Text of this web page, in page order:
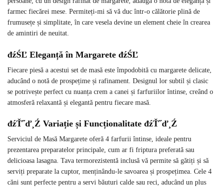
farmec fiecărei mese. Permiteți-mi să vă duc într-o călătorie plină de
frumusețe și simplitate, în care vesela devine un element cheie în crearea
de amintiri de neuitat.
đźŚĽ Eleganță în Margarete đźŚĽ
Fiecare piesă a acestui set de masă este împodobită cu margarete delicate,
aducând o notă de prospețime și rafinament. Designul lor subtil și clasic
se potrivește perfect cu nuanța crem a canei și farfuriilor întinse, creând o
atmosferă relaxantă și elegantă pentru fiecare masă.
đźŤ˝ď¸Ź Variație și Funcționalitate đźŤ˝ď¸Ź
Serviciul de Masă Margarete oferă 4 farfurii întinse, ideale pentru
prezentarea preparatelor principale, cum ar fi friptura preferată sau
delicioasa lasagna. Tava termorezistentă inclusă vă permite să gătiți și să
serviți preparate la cuptor, menținându-le savoarea și prospețimea. Cele 4
căni sunt perfecte pentru a servi băuturi calde sau reci, aducând un plus